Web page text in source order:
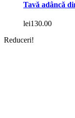
Tavă adâncă
lei130.00
Reduceri!